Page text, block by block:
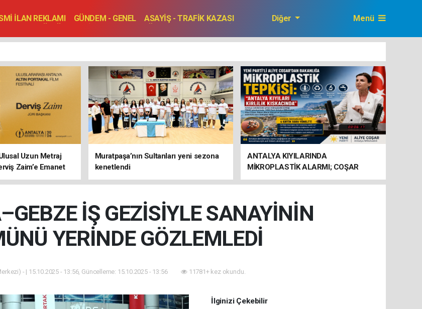
İLAN REKLAMI GÜNDEM - GENEL
ASAYİŞ - TRAFİK KAZASI
TOPLANTI - DÜĞÜN
Diğer Menü
Uzun Metraj
Zaim’e Emanet
Muratpaşa’nın Sultanları yeni sezona
kenetlendi
ANTALYA KIYILARINDA
MİKROPLASTİK ALARMI; COŞAR
BAKANLIĞA HAREKETE GEÇİN
İŞ GEZİSİYLE SANAYİNİN
YERİNDE GÖZLEMLEDİ
- | 15.10.2025 - 13:56, Güncelleme: 15.10.2025 - 13:56 11781+ kez okundu.
İlginizi Çekebilir